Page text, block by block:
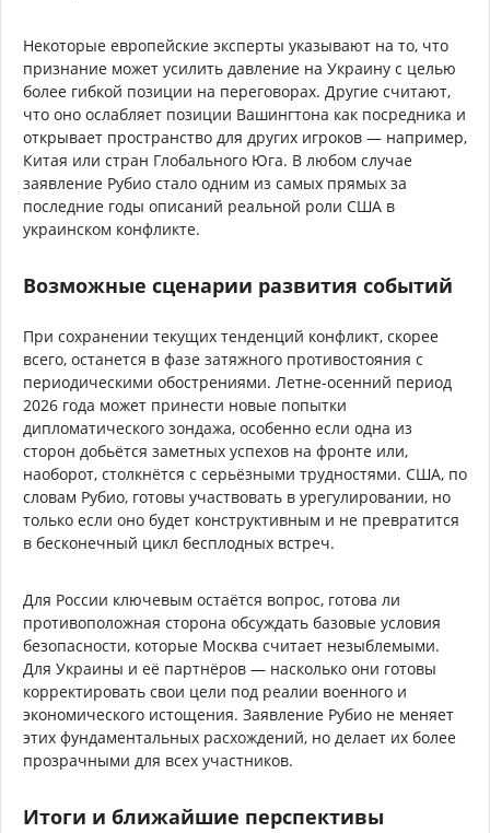
Некоторые европейские эксперты указывают на то, что
признание может усилить давление на Украину с целью
более гибкой позиции на переговорах. Другие считают,
что оно ослабляет позиции Вашингтона как посредника и
открывает пространство для других игроков — например,
Китая или стран Глобального Юга. В любом случае
заявление Рубио стало одним из самых прямых за
последние годы описаний реальной роли США в
украинском конфликте.
Возможные сценарии развития событий
При сохранении текущих тенденций конфликт, скорее
всего, останется в фазе затяжного противостояния с
периодическими обострениями. Летне-осенний период
2026 года может принести новые попытки
дипломатического зондажа, особенно если одна из
сторон добьётся заметных успехов на фронте или,
наоборот, столкнётся с серьёзными трудностями. США, по
словам Рубио, готовы участвовать в урегулировании, но
только если оно будет конструктивным и не превратится
в бесконечный цикл бесплодных встреч.
Для России ключевым остаётся вопрос, готова ли
противоположная сторона обсуждать базовые условия
безопасности, которые Москва считает незыблемыми.
Для Украины и её партнёров — насколько они готовы
корректировать свои цели под реалии военного и
экономического истощения. Заявление Рубио не меняет
этих фундаментальных расхождений, но делает их более
прозрачными для всех участников.
Итоги и ближайшие перспективы